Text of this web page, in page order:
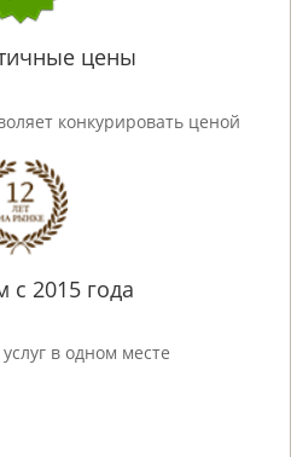
цены
конкурировать ценой
с 2015 года
в одном месте